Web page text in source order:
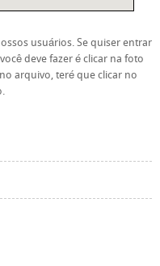
usuários. Se quiser entrar
deve fazer é clicar na foto
arquivo, teré que clicar no